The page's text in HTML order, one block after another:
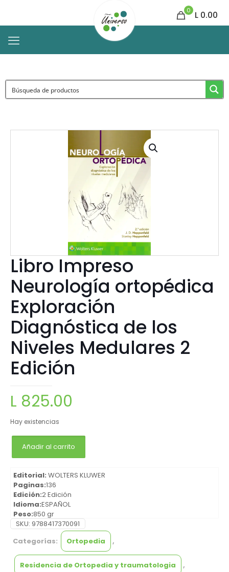
0 L 0.00
Libro Impreso
Neurología ortopédica
Exploración
Diagnóstica de los
Niveles Medulares 2
Edición
L 825.00
Hay existencias
Añadir al carrito
Editorial: WOLTERS KLUWER
Paginas:136
Edición:2 Edición
Idioma:ESPAÑOL
Peso:850 gr
Alto: 10 mm
180 mm
Largo:260 mm
Encuadernación:RÚSTICA
Año2018
SKU: 9788417370091
Categorías:
Ortopedia ,
Residencia de Ortopedia y traumatologia ,